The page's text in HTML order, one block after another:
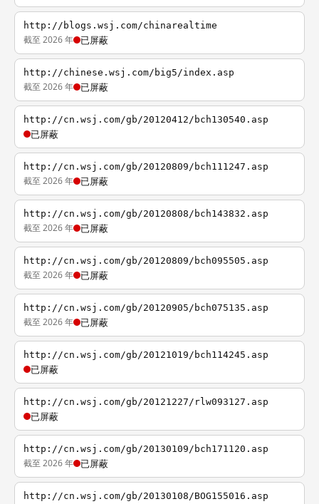
http://blogs.wsj.com/chinarealtime
截至 2026 年 已屏蔽
http://chinese.wsj.com/big5/index.asp
截至 2026 年 已屏蔽
http://cn.wsj.com/gb/20120412/bch130540.asp
已屏蔽
http://cn.wsj.com/gb/20120809/bch111247.asp
截至 2026 年 已屏蔽
http://cn.wsj.com/gb/20120808/bch143832.asp
截至 2026 年 已屏蔽
http://cn.wsj.com/gb/20120809/bch095505.asp
截至 2026 年 已屏蔽
http://cn.wsj.com/gb/20120905/bch075135.asp
截至 2026 年 已屏蔽
http://cn.wsj.com/gb/20121019/bch114245.asp
已屏蔽
http://cn.wsj.com/gb/20121227/rlw093127.asp
已屏蔽
http://cn.wsj.com/gb/20130109/bch171120.asp
截至 2026 年 已屏蔽
http://cn.wsj.com/gb/20130108/BOG155016.asp